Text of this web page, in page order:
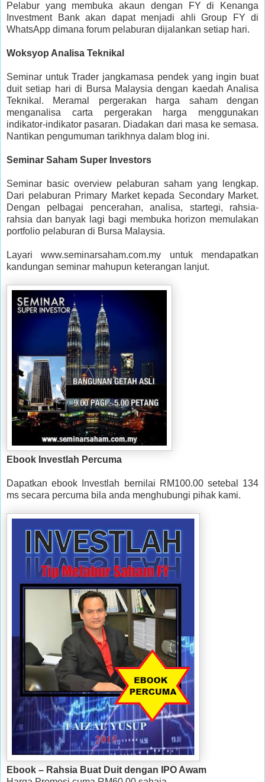
Pelabur yang membuka akaun dengan FY di Kenanga
Investment Bank akan dapat menjadi ahli Group FY di
WhatsApp dimana forum pelaburan dijalankan setiap hari.
Woksyop Analisa Teknikal
Seminar untuk Trader jangkamasa pendek yang ingin buat
duit setiap hari di Bursa Malaysia dengan kaedah Analisa
Teknikal. Meramal pergerakan harga saham dengan
menganalisa carta pergerakan harga menggunakan
indikator-indikator pasaran. Diadakan dari masa ke semasa.
Nantikan pengumuman tarikhnya dalam blog ini.
Seminar Saham Super Investors
Seminar basic overview pelaburan saham yang lengkap.
Dari pelaburan Primary Market kepada Secondary Market.
Dengan pelbagai pencerahan, analisa, startegi, rahsia-
rahsia dan banyak lagi bagi membuka horizon memulakan
portfolio pelaburan di Bursa Malaysia.
Layari www.seminarsaham.com.my untuk mendapatkan
kandungan seminar mahupun keterangan lanjut.
Ebook Investlah Percuma
Dapatkan ebook Investlah bernilai RM100.00 setebal 134
ms secara percuma bila anda menghubungi pihak kami.
Ebook – Rahsia Buat Duit dengan IPO Awam